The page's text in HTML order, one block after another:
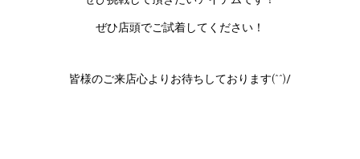
ぜひ店頭でご試着してください！
皆様のご来店心よりお待ちしております(^^)/